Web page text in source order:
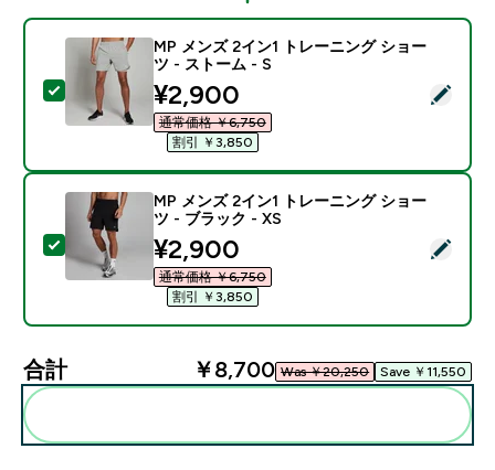
この商品を選択 - MP メンズ 2イン1 トレーニング シ
MP メンズ 2イン1 トレーニング ショー
ツ - ストーム - S
discounted price
¥2,900‎
通常価格 ￥6,750‎
割引 ￥3,850‎
この商品を選択 - MP メンズ 2イン1 トレーニング シ
MP メンズ 2イン1 トレーニング ショー
ツ - ブラック - XS
discounted price
¥2,900‎
通常価格 ￥6,750‎
割引 ￥3,850‎
合計 ￥8,700‎ Was ￥20,250‎ Save ￥11,550‎